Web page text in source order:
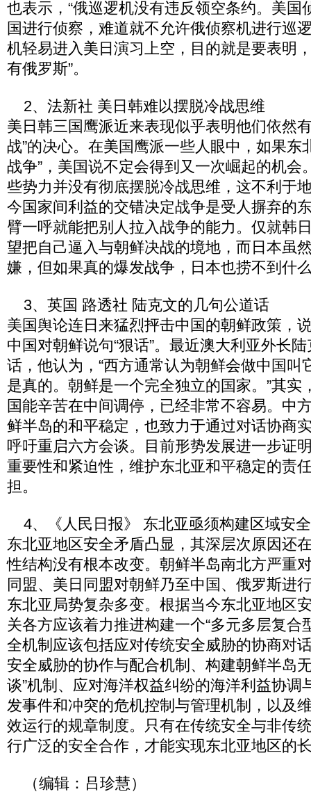
也表示，“俄巡逻机没有违反领空条约。美国
国进行侦察，难道就不允许俄侦察机进行巡
机轻易进入美日演习上空，目的就是要表明
有俄罗斯”。
2、法新社 美日韩难以摆脱冷战思维
美日韩三国鹰派近来表现似乎表明他们依然
战”的决心。在美国鹰派一些人眼中，如果东
战争”，美国说不定会得到又一次崛起的机会
些势力并没有彻底摆脱冷战思维，这不利于
今国家间利益的交错决定战争是受人摒弃的
臂一呼就能把别人拉入战争的能力。仅就韩
望把自己逼入与朝鲜决战的境地，而日本虽
嫌，但如果真的爆发战争，日本也捞不到什
3、英国 路透社 陆克文的几句公道话
美国舆论连日来猛烈抨击中国的朝鲜政策，
中国对朝鲜说句“狠话”。最近澳大利亚外长
话，他认为，“西方通常认为朝鲜会做中国叫
是真的。朝鲜是一个完全独立的国家。”其实
国能辛苦在中间调停，已经非常不容易。中
鲜半岛的和平稳定，也致力于通过对话协商
呼吁重启六方会谈。目前形势发展进一步证
重要性和紧迫性，维护东北亚和平稳定的责
担。
4、《人民日报》 东北亚亟须构建区域安
东北亚地区安全矛盾凸显，其深层次原因还
性结构没有根本改变。朝鲜半岛南北方严重
同盟、美日同盟对朝鲜乃至中国、俄罗斯进
东北亚局势复杂多变。根据当今东北亚地区
关各方应该着力推进构建一个“多元多层复合
全机制应该包括应对传统安全威胁的协商对
安全威胁的协作与配合机制、构建朝鲜半岛
谈”机制、应对海洋权益纠纷的海洋利益协调
发事件和冲突的危机控制与管理机制，以及
效运行的规章制度。只有在传统安全与非传
行广泛的安全合作，才能实现东北亚地区的
（编辑：吕珍慧）